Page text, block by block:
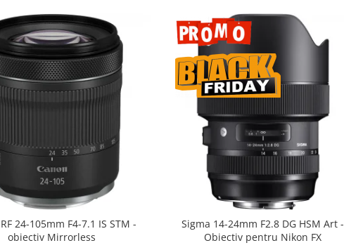
24-105mm F4-7.1 IS STM -
obiectiv Mirrorless
Sigma 14-24mm F2.8 DG HSM Art -
Obiectiv pentru Nikon FX